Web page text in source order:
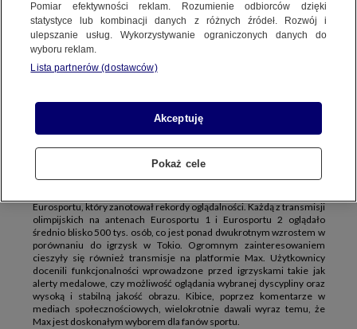
REKORDOWA OGLĄDALNOŚĆ IGRZYSK OLIMPIJSKICH
W PARYŻU NA ANTENACH EUROSPORTU
PREMIUM TV ONLINE EUROSPORT 1 EUROSPORT 2
W trakcie igrzysk olimpijskich w Paryżu wybitni sportowcy
wielokrotnie bili rekordy olimpijskie i rekordy świata. Eurosport 1
bił w tym czasie kolejne rekordy oglądalności w Polsce.
ponad 2 tygodnie widzowie mogli cieszyć się relacjami z
najważniejszego sportowego wydarzenia świata na antenach
Eurosportu, który zanotował rekordy oglądalności. Każdą z transmisji
olimpijskich na antenach Eurosportu 1 i Eurosportu 2 oglądało
średnio blisko 500 tys. osób, co jest ponad dwukrotnym wzrostem w
porównaniu do igrzysk w Tokio. Ogromnym zainteresowaniem
cieszyły się również transmisje na platformie Max. Użytkownicy
docenili funkcjonalności wprowadzone przed igrzyskami takie jak
alerty medalowe, czy możliwość oglądania wybranej dyscypliny oraz
wysoką i stabilną jakość obrazu. Kibice, poprzez komentarze w
mediach społecznościowych, wielokrotnie dawali wyraz temu, że
Max jest doskonałym wyborem dla fanów sportu.
Pomiar efektywności reklam. Rozumienie odbiorców dzięki
statystyce lub kombinacji danych z różnych źródeł. Rozwój i
ulepszanie usług. Wykorzystywanie ograniczonych danych do
wyboru reklam.
Lista partnerów (dostawców)
Akceptuję
Pokaż cele